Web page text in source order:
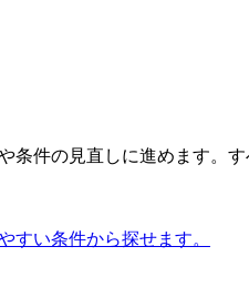
件の見直しに進めます。す
すい条件から探せます。